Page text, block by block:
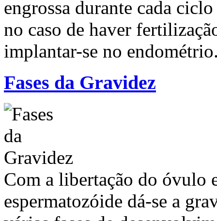
engrossa durante cada
no caso de haver
implantar-se no
Fases da Gravidez
Com a libertação do óvulo
espermatozóide dá-se a